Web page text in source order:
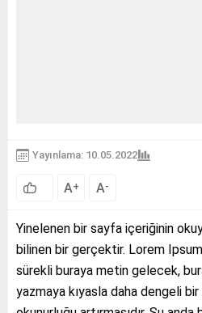
Yayınlama: 10.05.2022
A+ A-
Yinelenen bir sayfa içeriğinin
bilinen bir gerçektir. Lorem Ipsum
sürekli buraya metin gelecek,
yazmaya kıyasla daha dengeli bir